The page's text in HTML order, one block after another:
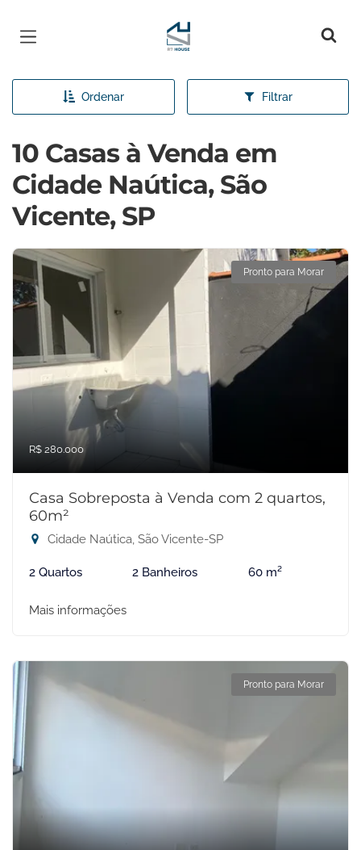
Página inicial
Ordenar Filtrar
10 Casas à Venda em
Cidade Naútica, São
Vicente, SP
Pronto para Morar
R$ 280.000
Casa Sobreposta à Venda com 2 quartos,
60m²
Cidade Naútica, São Vicente-SP
2 Quartos 2 Banheiros 60 m²
Mais informações
Pronto para Morar